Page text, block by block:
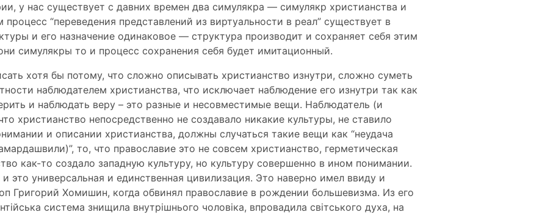
у нас существует с давних времен два симулякра — симулякр христианства и
“переведения представлений из виртуальности в реал” существует в
и его назначение одинаковое — структура производит и сохраняет себя этим
симулякры то и процесс сохранения себя будет имитационный.
хотя бы потому, что сложно описывать христианство изнутри, сложно суметь
наблюдателем христианства, что исключает наблюдение его изнутри так как
и наблюдать веру – это разные и несовместимые вещи. Наблюдатель (и
христианство непосредственно не создавало никакие культуры, не ставило
и описании христианства, должны случаться такие вещи как “неудача
то, что православие это не совсем христианство, герметическая
как-то создало западную культуру, но культуру совершенно в ином понимании.
это универсальная и единственная цивилизация. Это наверно имел ввиду и
Григорий Хомишин, когда обвинял православие в рождении большевизма. Из его
система знищила внутрішнього чоловіка, впровадила світського духа, на